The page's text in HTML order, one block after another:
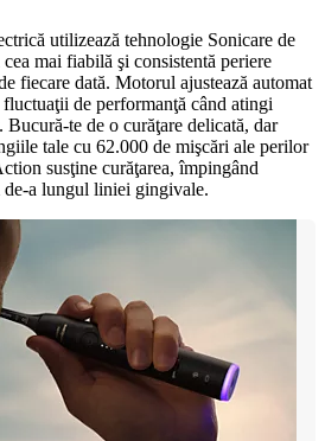
utilizează tehnologie Sonicare de
mai fiabilă şi consistentă periere
fiecare dată. Motorul ajustează automat
de performanţă când atingi
Bucură-te de o curăţare delicată, dar
tale cu 62.000 de mişcări ale perilor
susţine curăţarea, împingând
a lungul liniei gingivale.